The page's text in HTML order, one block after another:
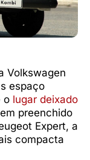
Volkswagen
espaço
o lugar deixado
preenchido
Expert, a
compacta